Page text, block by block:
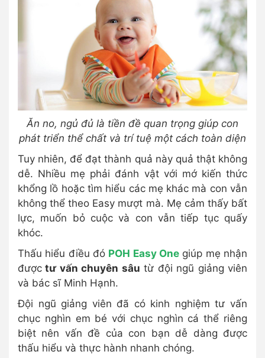
Ăn no, ngủ đủ là tiền đề quan trọng giúp con
phát triển thể chất và trí tuệ một cách toàn diện
Tuy nhiên, để đạt thành quả này quả thật không
dễ. Nhiều mẹ phải đánh vật với mớ kiến thức
khổng lồ hoặc tìm hiểu các mẹ khác mà con vẫn
không thể theo Easy mượt mà. Mẹ cảm thấy bất
lực, muốn bỏ cuộc và con vẫn tiếp tục quấy
khóc.
Thấu hiểu điều đó POH Easy One giúp mẹ nhận
được tư vấn chuyên sâu từ đội ngũ giảng viên
và bác sĩ Minh Hạnh.
Đội ngũ giảng viên đã có kinh nghiệm tư vấn
chục nghìn em bé với chục nghìn cá thể riêng
biệt nên vấn đề của con bạn dễ dàng được
thấu hiểu và thực hành nhanh chóng.